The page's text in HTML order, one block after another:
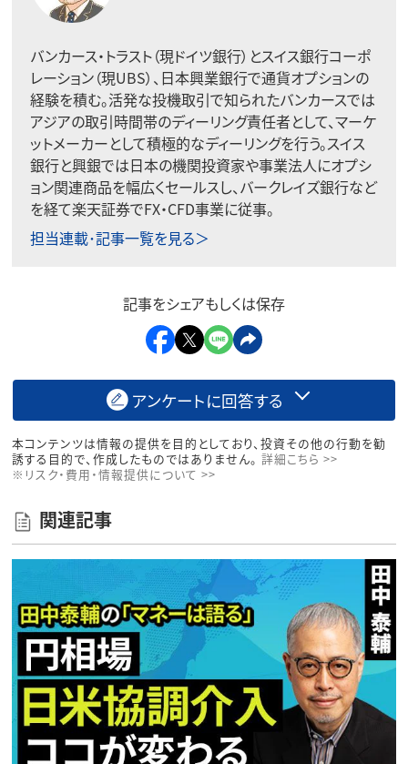
バンカース・トラスト（現ドイツ銀行）とスイス銀行コーポ
レーション（現UBS）、日本興業銀行で通貨オプションの
経験を積む。活発な投機取引で知られたバンカースでは
アジアの取引時間帯のディーリング責任者として、マーケ
ットメーカーとして積極的なディーリングを行う。スイス
銀行と興銀では日本の機関投資家や事業法人にオプシ
ョン関連商品を幅広くセールスし、バークレイズ銀行など
を経て楽天証券でFX・CFD事業に従事。
担当連載･記事一覧を見る＞
記事をシェアもしくは保存
アンケートに回答する
本コンテンツは情報の提供を目的としており、投資その他の行動を勧
誘する目的で、作成したものではありません。 詳細こちら >>
※リスク・費用・情報提供について >>
関連記事